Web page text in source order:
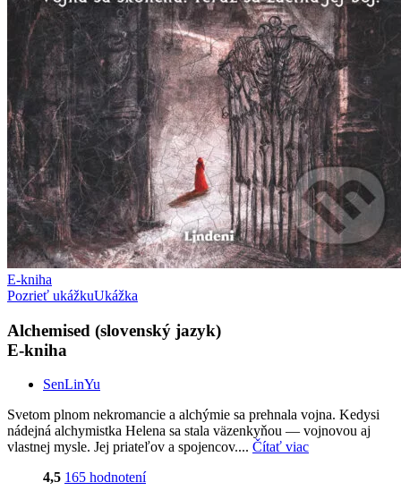
E-kniha
Pozrieť ukážkuUkážka
Alchemised (slovenský jazyk)
E-kniha
SenLinYu
Svetom plnom nekromancie a alchýmie sa prehnala vojna. Kedysi
nádejná alchymistka Helena sa stala väzenkyňou — vojnovou aj
vlastnej mysle. Jej priateľov a spojencov.... Čítať viac
4,5 165 hodnotení